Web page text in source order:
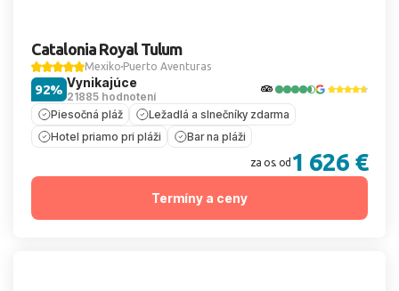
Catalonia Royal Tulum
Mexiko Puerto Aventuras
Vynikajúce
21885 hodnotení
92%
Piesočná pláž
Ležadlá a slnečníky zdarma
Hotel priamo pri pláži
Bar na pláži
za os. od 1 626 €
Termíny a ceny